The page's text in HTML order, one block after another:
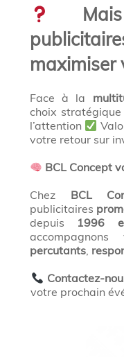
maximiser
Face à la
choix
l’attention
votre retour sur
BCL Concept
Chez BCL
publicitaires
depuis 1996
percutants,
Contactez-
votre prochain